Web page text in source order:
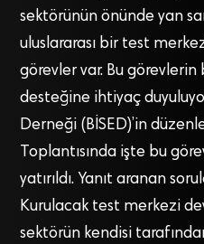
sektörünün önünde yan
uluslararası bir test
görevler var. Bu görevlerin
desteğine ihtiyaç
Derneği (BİSED)’in
Toplantısında işte bu
yatırıldı. Yanıt aranan
Kurulacak test merkezi
sektörün kendisi